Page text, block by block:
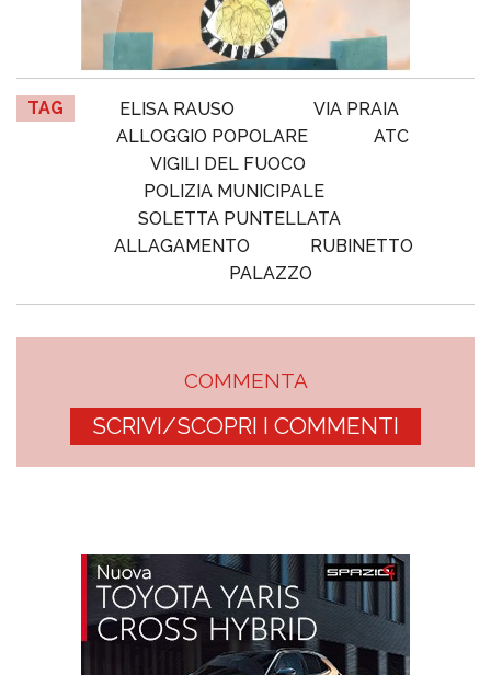
TAG ELISA RAUSO
VIA PRAIA
ALLOGGIO POPOLARE
ATC
VIGILI DEL FUOCO
POLIZIA MUNICIPALE
SOLETTA PUNTELLATA
ALLAGAMENTO
RUBINETTO
PALAZZO
COMMENTA
SCRIVI/SCOPRI I COMMENTI